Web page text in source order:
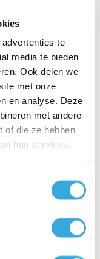
te
media te bieden
Ook delen we
met onze
en analyse. Deze
met andere
of die ze hebben
hun services.